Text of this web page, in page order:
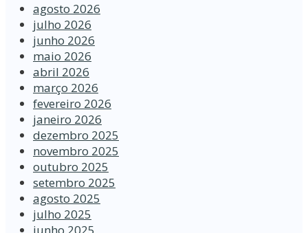
agosto 2026
julho 2026
junho 2026
maio 2026
abril 2026
março 2026
fevereiro 2026
janeiro 2026
dezembro 2025
novembro 2025
outubro 2025
setembro 2025
agosto 2025
julho 2025